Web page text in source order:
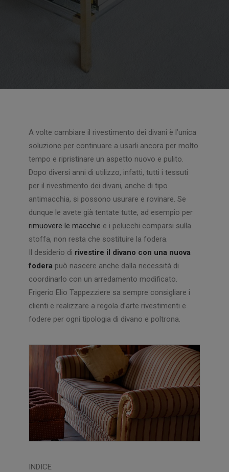
A volte cambiare il rivestimento dei divani è l’unica
soluzione per continuare a usarli ancora per molto
tempo e ripristinare un aspetto nuovo e pulito.
Dopo diversi anni di utilizzo, infatti, tutti i tessuti
per il rivestimento dei divani, anche di tipo
antimacchia, si possono usurare e rovinare. Se
dunque le avete già tentate tutte, ad esempio per
rimuovere le macchie e i pelucchi comparsi sulla
stoffa, non resta che sostituire la fodera.
Il desiderio di rivestire il divano con una nuova
fodera può nascere anche dalla necessità di
coordinarlo con un arredamento modificato.
Frigerio Elio Tappezziere sa sempre consigliare i
clienti e realizzare a regola d’arte rivestimenti e
fodere per ogni tipologia di divano e poltrona.
INDICE